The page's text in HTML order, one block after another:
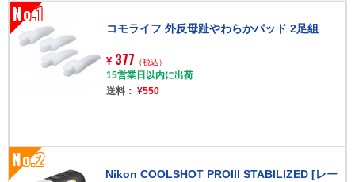
No.1
コモライフ 外反母趾やわらかパッド 2足組
¥ 377 （税込）
15営業日以内に出荷
送料：¥550
No.2
Nikon COOLSHOT PROIII STABILIZED [レー